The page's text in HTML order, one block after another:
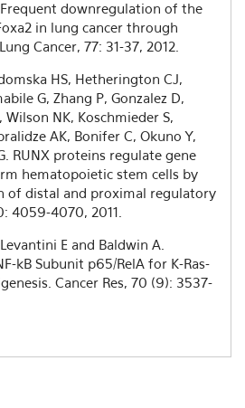
Frequent downregulation of the
in lung cancer through
Cancer, 77: 31-37, 2012.
HS, Hetherington CJ,
G, Zhang P, Gonzalez D,
, Wilson NK, Koschmieder S,
AK, Bonifer C, Okuno Y,
RUNX proteins regulate gene
hematopoietic stem cells by
of distal and proximal regulatory
4059-4070, 2011.
E and Baldwin A.
kB Subunit p65/RelA for K-Ras-
Cancer Res, 70 (9): 3537-